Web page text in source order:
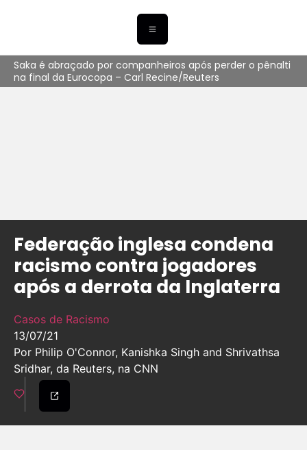
Saka é abraçado por companheiros após perder o pênalti
na final da Eurocopa – Carl Recine/Reuters
Federação inglesa condena
racismo contra jogadores
após a derrota da Inglaterra
Casos de Racismo
13/07/21
Por Philip O'Connor, Kanishka Singh and Shrivathsa
Sridhar, da Reuters, na CNN